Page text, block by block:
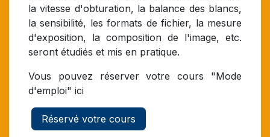
la vitesse d'obturation, la balance des blancs,
la sensibilité, les formats de fichier, la mesure
d'exposition, la composition de l'image, etc.
seront étudiés et mis en pratique.
Vous pouvez réserver votre cours "Mode
d'emploi" ici
Réservé votre cours